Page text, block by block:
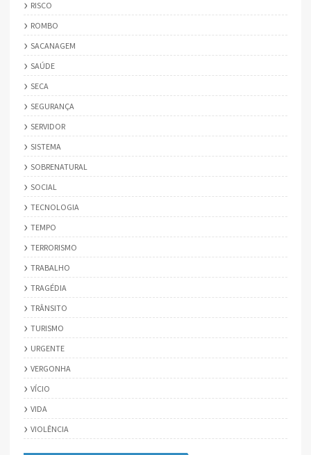
RISCO
ROMBO
SACANAGEM
SAÚDE
SECA
SEGURANÇA
SERVIDOR
SISTEMA
SOBRENATURAL
SOCIAL
TECNOLOGIA
TEMPO
TERRORISMO
TRABALHO
TRAGÉDIA
TRÂNSITO
TURISMO
URGENTE
VERGONHA
VÍCIO
VIDA
VIOLÊNCIA